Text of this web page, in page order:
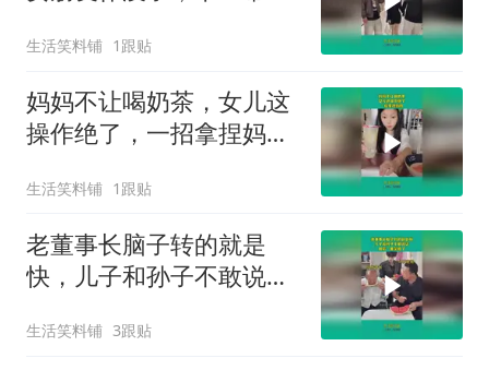
生活笑料铺 1跟贴
妈妈不让喝奶茶，女儿这
操作绝了，一招拿捏妈
生活笑料铺 1跟贴
老董事长脑子转的就是
快，儿子和孙子不敢说
生活笑料铺 3跟贴